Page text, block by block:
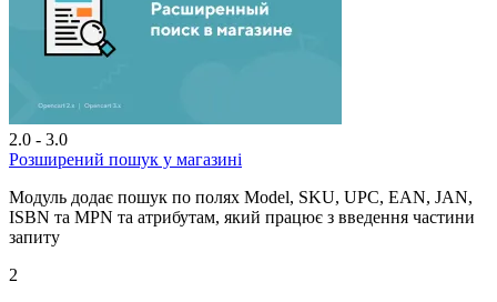
2.0 - 3.0
Розширений пошук у магазині
Модуль додає пошук по полях Model, SKU, UPC, EAN, JAN,
ISBN та MPN та атрибутам, який працює з введення частини
запиту
2